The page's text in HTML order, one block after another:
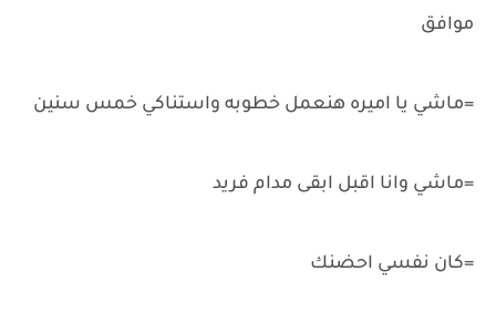
موافق
=ماشي يا اميره هنعمل خطوبه واستناكي خمس سنين
=ماشي وانا اقبل ابقى مدام فريد
=كان نفسي احضنك